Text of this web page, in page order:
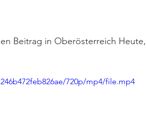
Beitrag in Oberösterreich Heute,
720p/mp4/file.mp4